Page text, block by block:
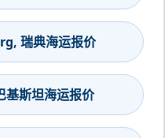
瑞典海运报价
斯坦海运报价